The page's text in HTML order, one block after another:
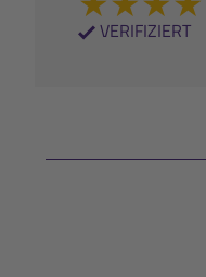
VERIFIZIERT